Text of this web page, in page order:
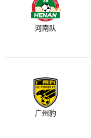
河南队
广州豹